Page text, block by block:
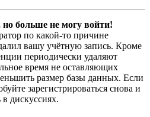
но больше не могу войти!
по какой-то причине
вашу учётную запись. Кроме
периодически удаляют
время не оставляющих
размер базы данных. Если
зарегистрироваться снова и
в дискуссиях.